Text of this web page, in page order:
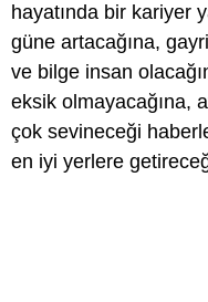
hayatında bir kariyer
güne artacağına,
ve bilge insan
eksik olmayacağına,
çok sevineceği
en iyi yerlere